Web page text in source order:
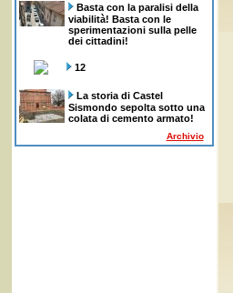
Basta con la paralisi della
viabilità! Basta con le
sperimentazioni sulla pelle
dei cittadini!
12
La storia di Castel
Sismondo sepolta sotto una
colata di cemento armato!
Archivio